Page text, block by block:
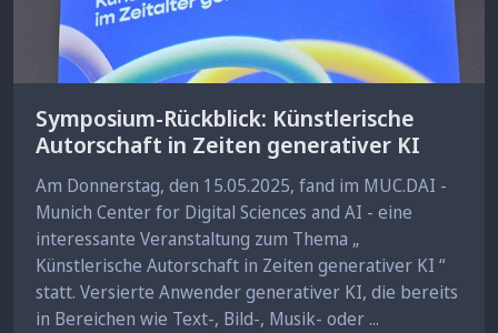
Symposium-Rückblick: Künstlerische
Autorschaft in Zeiten generativer KI
Am Donnerstag, den 15.05.2025, fand im MUC.DAI -
Munich Center for Digital Sciences and AI - eine
interessante Veranstaltung zum Thema „
Künstlerische Autorschaft in Zeiten generativer KI “
statt. Versierte Anwender generativer KI, die bereits
in Bereichen wie Text-, Bild-, Musik- oder ...